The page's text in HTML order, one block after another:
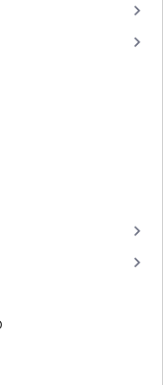
keyboard_arrow_right
keyboard_arrow_right
keyboard_arrow_right
keyboard_arrow_right